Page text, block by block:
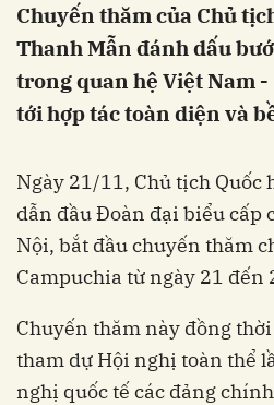
Chuyến thăm của Chủ
Thanh Mẫn đánh dấu
trong quan hệ Việt Nam
tới hợp tác toàn diện và
Ngày 21/11, Chủ tịch Quốc
dẫn đầu Đoàn đại biểu cấp
Nội, bắt đầu chuyến thăm
Campuchia từ ngày 21
Chuyến thăm này đồng
tham dự Hội nghị toàn thể
nghị quốc tế các đảng